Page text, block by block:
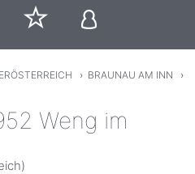
› BRAUNAU AM INN
›
Weng im